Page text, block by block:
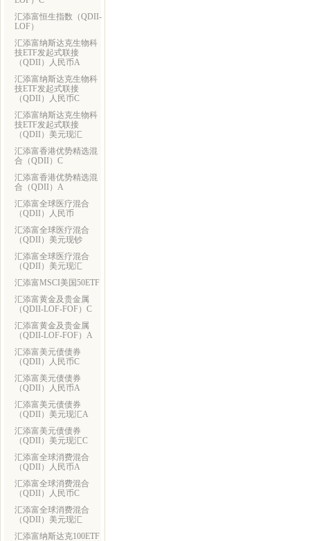
汇添富恒生指数（QDII-
LOF）
汇添富纳斯达克生物科
技ETF发起式联接
（QDII）人民币A
汇添富纳斯达克生物科
技ETF发起式联接
（QDII）人民币C
汇添富纳斯达克生物科
技ETF发起式联接
（QDII）美元现汇
汇添富香港优势精选混
合（QDII）C
汇添富香港优势精选混
合（QDII）A
汇添富全球医疗混合
（QDII）人民币
汇添富全球医疗混合
（QDII）美元现钞
汇添富全球医疗混合
（QDII）美元现汇
汇添富MSCI美国50ETF
汇添富黄金及贵金属
（QDII-LOF-FOF）C
汇添富黄金及贵金属
（QDII-LOF-FOF）A
汇添富美元债债券
（QDII）人民币C
汇添富美元债债券
（QDII）人民币A
汇添富美元债债券
（QDII）美元现汇A
汇添富美元债债券
（QDII）美元现汇C
汇添富全球消费混合
（QDII）人民币A
汇添富全球消费混合
（QDII）人民币C
汇添富全球消费混合
（QDII）美元现汇
汇添富纳斯达克100ETF